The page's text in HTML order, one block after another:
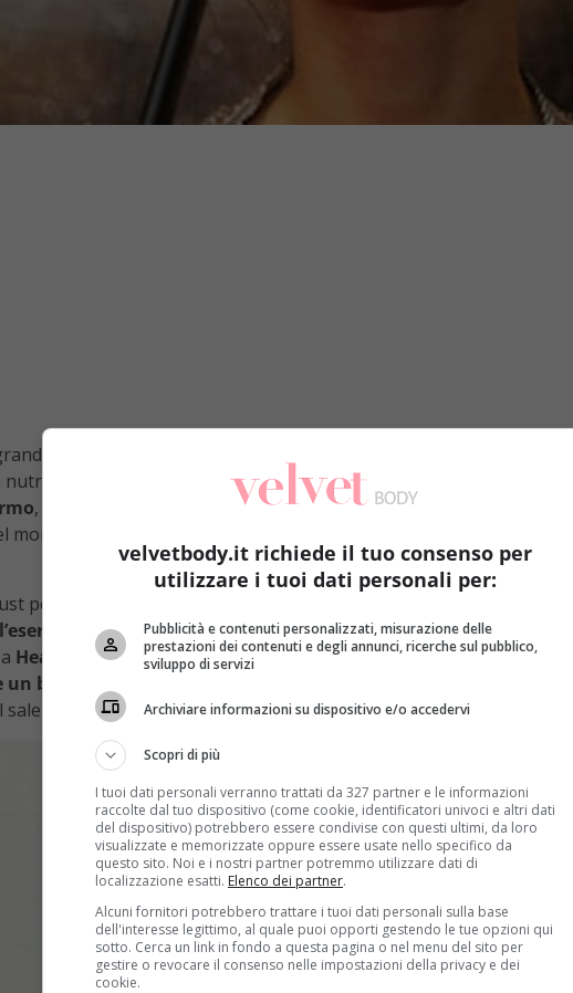
pubblico quado era solo una bambina (ai tempi del primo
gruppo di fan. Alle donne piaceper il suo carattere deciso
, mentre gli uomini hanno cominciato ad apprezzare la sua
e la sua forma fisica è sempre impeccabile.
Ma come fa
per ogni star dello spettacolo, figurarsi per una vera diva di
fisico costante. Il suo mantra, a quanto affermato
HealthyCeleb forniscono qualche dettaglio in più su questo
bel po’ di calorie
. Giunta a tavola, l’equilibrio la fa davvero da
sale superfluo e al cibo spazzatura.
velvetbody.it richiede il tuo consenso per
utilizzare i tuoi dati personali per:
Pubblicità e contenuti personalizzati, misurazione delle
prestazioni dei contenuti e degli annunci, ricerche sul pubblico,
sviluppo di servizi
Archiviare informazioni su dispositivo e/o accedervi
Scopri di più
I tuoi dati personali verranno trattati da 327 partner e le informazioni
raccolte dal tuo dispositivo (come cookie, identificatori univoci e altri dati
del dispositivo) potrebbero essere condivise con questi ultimi, da loro
visualizzate e memorizzate oppure essere usate nello specifico da
questo sito. Noi e i nostri partner potremmo utilizzare dati di
localizzazione esatti. Elenco dei partner.
Alcuni fornitori potrebbero trattare i tuoi dati personali sulla base
dell'interesse legittimo, al quale puoi opporti gestendo le tue opzioni qui
sotto. Cerca un link in fondo a questa pagina o nel menu del sito per
gestire o revocare il consenso nelle impostazioni della privacy e dei
cookie.